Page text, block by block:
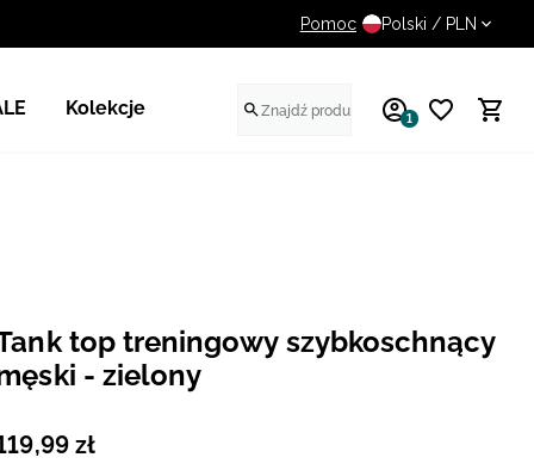
UWAGA NA FAŁSZYWE
Pomoc Polski / PLN
Kolekcje 1
top treningowy szybkoschnący
- zielony
,99 zł